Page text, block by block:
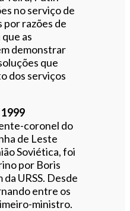
no serviço de
razões de
as
demonstrar
que
dos serviços
coronel do
de Leste
Soviética, foi
por Boris
URSS. Desde
entre os
ministro.